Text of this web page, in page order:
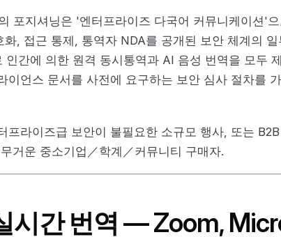
포지셔닝은 '엔터프라이즈 다국어 커뮤니케이션'
, 접근 통제, 통역자 NDA를 공개된 보안 체계의 일
인간에 의한 원격 동시통역과 AI 음성 번역을 모두
이언스 문서를 사전에 요구하는 보안 심사 절차를
프라이즈급 보안이 불필요한 소규모 행사, 또는 B2B
거운 중소기업／학계／커뮤니티 구매자.
시간 번역 — Zoom,